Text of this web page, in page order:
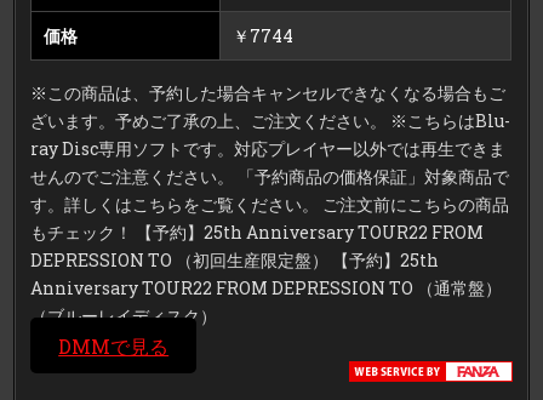
価格 ￥7744
※この商品は、予約した場合キャンセルできなくなる場合もご
ざいます。予めご了承の上、ご注文ください。 ※こちらはBlu-
ray Disc専用ソフトです。対応プレイヤー以外では再生できま
せんのでご注意ください。 「予約商品の価格保証」対象商品で
す。詳しくはこちらをご覧ください。 ご注文前にこちらの商品
もチェック！ 【予約】25th Anniversary TOUR22 FROM
DEPRESSION TO （初回生産限定盤） 【予約】25th
Anniversary TOUR22 FROM DEPRESSION TO （通常盤）
（ブルーレイディスク）
DMMで見る